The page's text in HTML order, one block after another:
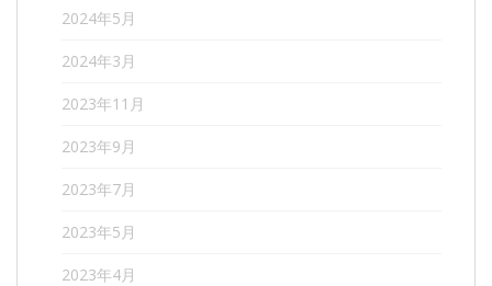
2024年5月
2024年3月
2023年11月
2023年9月
2023年7月
2023年5月
2023年4月